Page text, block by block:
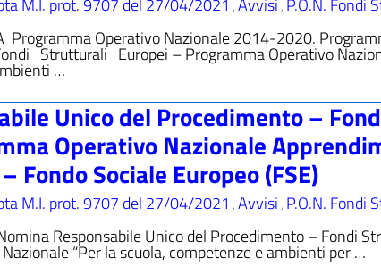
M.I. prot. 9707 del 27/04/2021 ,Avvisi, P.O.N. Fondi
Programma Operativo Nazionale 2014-2020.
Strutturali Europei – Programma Operativo
…
Unico del Procedimento –
Operativo Nazionale
Sociale Europeo (FSE)
M.I. prot. 9707 del 27/04/2021 ,Avvisi, P.O.N. Fondi
Responsabile Unico del Procedimento – Fondi
“Per la scuola, competenze e ambienti per …